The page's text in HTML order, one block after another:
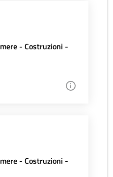
- Costruzioni -
- Costruzioni -